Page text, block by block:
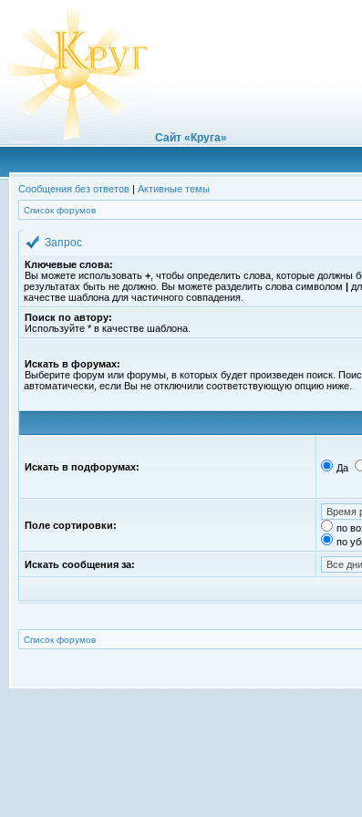
Сайт «Круга»
Сообщения без ответов | Активные темы
Список форумов
Запрос
Ключевые слова:
Вы можете использовать + , чтобы определить слова, которые должны
результатах быть не должно. Вы можете разделить слова символом |
качестве шаблона для частичного совпадения.
Поиск по автору:
Используйте * в качестве шаблона.
Искать в форумах:
Выберите форум или форумы, в которых будет произведен поиск.
автоматически, если Вы не отключили соответствующую опцию ниже.
Искать в подфорумах: Да
Поле сортировки:
по
по
Искать сообщения за:
Список форумов